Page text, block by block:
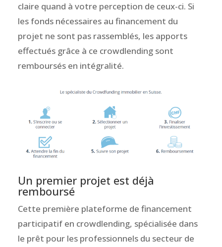
claire quand à votre perception de ceux-ci. Si
les fonds nécessaires au financement du
projet ne sont pas rassemblés, les apports
effectués grâce à ce crowdlending sont
remboursés en intégralité.
Un premier projet est déjà
remboursé
Cette première plateforme de financement
participatif en crowdlending, spécialisée dans
le prêt pour les professionnels du secteur de